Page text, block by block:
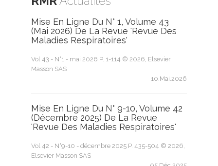
Mise En Ligne Du N° 1, Volume 43
(mai 2026) De La Revue 'Revue Des
Maladies Respiratoires'
Vol 43 - N°1 - mai 2026 P. 1-114 © 2026, Elsevier
Masson SAS
10.Mai.2026
Mise En Ligne Du N° 9-10, Volume 42
(décembre 2025) De La Revue
'Revue Des Maladies Respiratoires'
Vol 42 - N°9-10 - décembre 2025 P. 435-504 © 2026,
Elsevier Masson SAS